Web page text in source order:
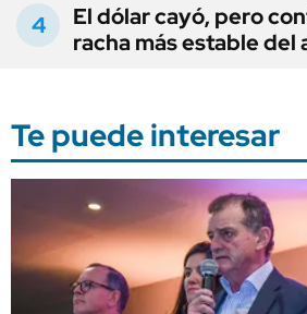
El dólar cayó, pero
racha más estable del
Te puede interesar